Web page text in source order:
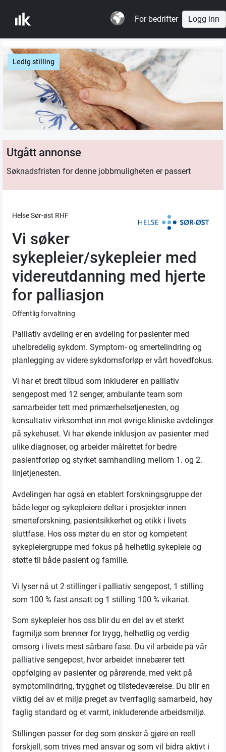
For bedrifter Logg inn
Ledig stilling
Utgått annonse
Søknadsfristen for denne jobbmuligheten er passert
Helse Sør-øst RHF
Vi søker
sykepleier/sykepleier med
videreutdanning med hjerte
for palliasjon
Offentlig forvaltning
Palliativ avdeling er en avdeling for pasienter med
uhelbredelig sykdom. Symptom- og smertelindring og
planlegging av videre sykdomsforløp er vårt hovedfokus.
Vi har et bredt tilbud som inkluderer en palliativ
sengepost med 12 senger, ambulante team som
samarbeider tett med primærhelsetjenesten, og
konsultativ virksomhet inn mot øvrige kliniske avdelinger
på sykehuset. Vi har økende inklusjon av pasienter med
ulike diagnoser, og arbeider målrettet for bedre
pasientforløp og styrket samhandling mellom 1. og 2.
linjetjenesten.
Avdelingen har også en etablert forskningsgruppe der
både leger og sykepleiere deltar i prosjekter innen
smerteforskning, pasientsikkerhet og etikk i livets
sluttfase. Hos oss møter du en stor og kompetent
sykepleiergruppe med fokus på helhetlig sykepleie og
støtte til både pasient og familie.
Vi lyser nå ut 2 stillinger i palliativ sengepost, 1 stilling
som 100 % fast ansatt og 1 stilling 100 % vikariat.
Som sykepleier hos oss blir du en del av et sterkt
fagmiljø som brenner for trygg, helhetlig og verdig
omsorg i livets mest sårbare fase. Du vil arbeide på vår
palliative sengepost, hvor arbeidet innebærer tett
oppfølging av pasienter og pårørende, med vekt på
symptomlindring, trygghet og tilstedeværelse. Du blir en
viktig del av et miljø preget av tverrfaglig samarbeid, høy
faglig standard og et varmt, inkluderende arbeidsmiljø.
Stillingen passer for deg som ønsker å gjøre en reell
forskjell, som trives med ansvar og som vil bidra aktivt i